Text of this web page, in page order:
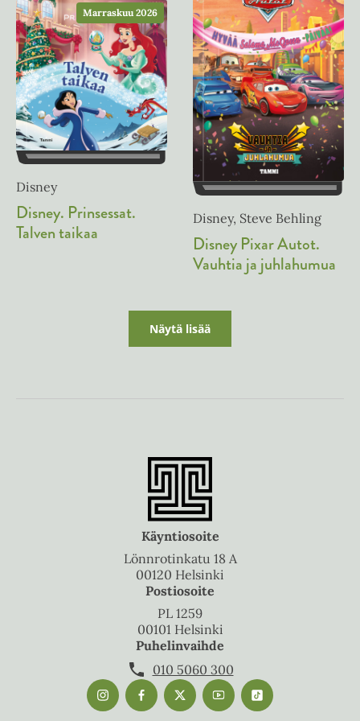
n
e
e
n
Marraskuu 2026
Disney
Disney. Prinsessat.
Talven taikaa
Disney, Steve Behling
Disney Pixar Autot.
Vauhtia ja juhlahumua
Näytä lisää
Käyntiosoite
Lönnrotinkatu 18 A
00120 Helsinki
Postiosoite
PL 1259
00101 Helsinki
Puhelinvaihde
010 5060 300